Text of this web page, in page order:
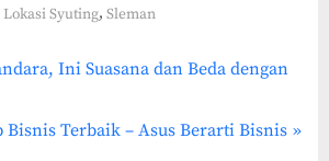
Lokasi Syuting, Sleman
Ini Suasana dan Beda dengan
Bisnis Terbaik – Asus Berarti Bisnis